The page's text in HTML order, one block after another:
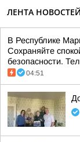
ЛЕНТА НОВОСТЕЙ
В Республике
Сохраняйте
безопасности.
04:51